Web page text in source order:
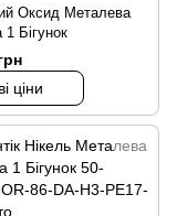
Оксид Металева
1 Бігунок
ціни